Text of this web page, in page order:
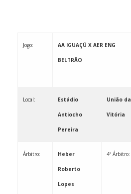
Jogo: AA IGUAÇÚ X AER ENG
BELTRÃO
Local: Estádio
Antiocho
Pereira
União da
Vitória
Árbitro: Heber
Roberto
Lopes
4º Árbitro: